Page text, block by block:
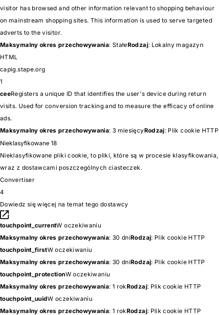
visitor has browsed and other information relevant to shopping behaviour
on mainstream shopping sites. This information is used to serve targeted
adverts to the visitor.
Maksymalny okres przechowywania: StałeRodzaj: Lokalny magazyn
HTML
capig.stape.org
1
ceeRegisters a unique ID that identifies the user's device during return
visits. Used for conversion tracking and to measure the efficacy of online
ads.
Maksymalny okres przechowywania: 3 miesięcyRodzaj: Plik cookie HTTP
Nieklasyfikowane 18
Nieklasyfikowane pliki cookie, to pliki, które są w procesie klasyfikowania,
wraz z dostawcami poszczególnych ciasteczek.
Convertiser
4
Dowiedz się więcej na temat tego dostawcy
touchpoint_currentW oczekiwaniu
Maksymalny okres przechowywania: 30 dniRodzaj: Plik cookie HTTP
touchpoint_firstW oczekiwaniu
Maksymalny okres przechowywania: 30 dniRodzaj: Plik cookie HTTP
touchpoint_protectionW oczekiwaniu
Maksymalny okres przechowywania: 1 rokRodzaj: Plik cookie HTTP
touchpoint_uuidW oczekiwaniu
Maksymalny okres przechowywania: 1 rokRodzaj: Plik cookie HTTP